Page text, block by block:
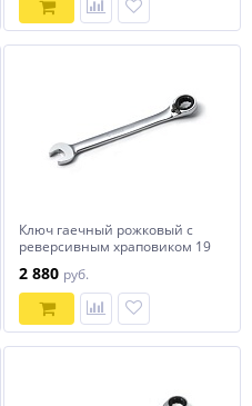
Ключ гаечный рожковый с
реверсивным храповиком 19
2 880 руб.